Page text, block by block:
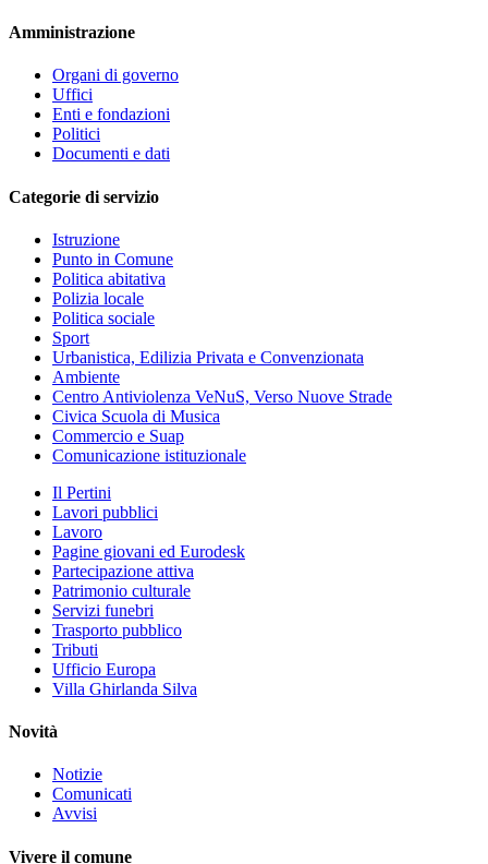
Amministrazione
Organi di governo
Uffici
Enti e fondazioni
Politici
Documenti e dati
Categorie di servizio
Istruzione
Punto in Comune
Politica abitativa
Polizia locale
Politica sociale
Sport
Urbanistica, Edilizia Privata e Convenzionata
Ambiente
Centro Antiviolenza VeNuS, Verso Nuove Strade
Civica Scuola di Musica
Commercio e Suap
Comunicazione istituzionale
Il Pertini
Lavori pubblici
Lavoro
Pagine giovani ed Eurodesk
Partecipazione attiva
Patrimonio culturale
Servizi funebri
Trasporto pubblico
Tributi
Ufficio Europa
Villa Ghirlanda Silva
Novità
Notizie
Comunicati
Avvisi
Vivere il comune